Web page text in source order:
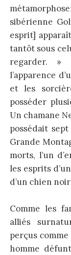
sibérienne
esprit]
tantôt sous
regarder. »
l’apparence
et les
posséder
Un chamane
possédait
Grande
morts, l’un
les esprits
d’un chien
Comme les
alliés
perçus comme
homme